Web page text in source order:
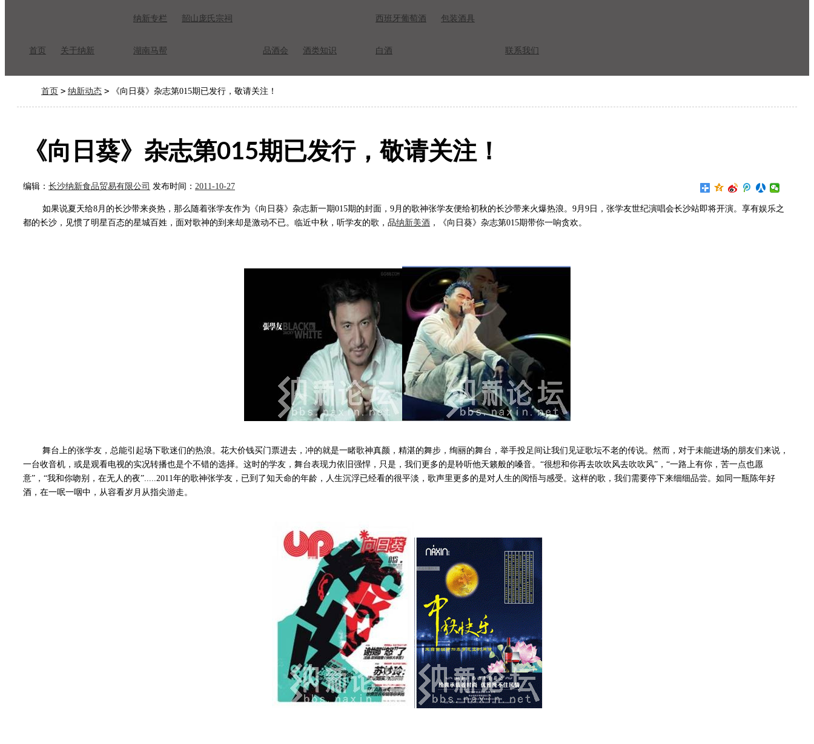
首页 关于纳新
纳新专栏 韶山庞氏宗祠
湖南马帮 品酒会 酒类知识
西班牙葡萄酒 包装酒具
白酒 联系我们
首页 > 纳新动态 > 《向日葵》杂志第015期已发行，敬请关注！
《向日葵》杂志第015期已发行，敬请关注！
编辑： 长沙纳新食品贸易有限公司 发布时间： 2011-10-27
如果说夏天给8月的长沙带来炎热，那么随着张学友作为《向日葵》杂志新一期015期的封面，9月的歌神张学友便给初秋的长沙带来火爆热浪。9月9日，张学友世纪演唱会长沙站即将开演。享有娱乐之
都的长沙，见惯了明星百态的星城百姓，面对歌神的到来却是激动不已。临近中秋，听学友的歌，品纳新美酒 ，《向日葵》杂志第015期带你一响贪欢。
舞台上的张学友，总能引起场下歌迷们的热浪。花大价钱买门票进去，冲的就是一睹歌神真颜，精湛的舞步，绚丽的舞台，举手投足间让我们见证歌坛不老的传说。然而，对于未能进场的朋友们来说，
一台收音机，或是观看电视的实况转播也是个不错的选择。这时的学友，舞台表现力依旧强悍，只是，我们更多的是聆听他天籁般的嗓音。“很想和你再去吹吹风去吹吹风”，“一路上有你，苦一点也愿
意”，“我和你吻别，在无人的夜”.....2011年的歌神张学友，已到了知天命的年龄，人生沉浮已经看的很平淡，歌声里更多的是对人生的阅悟与感受。这样的歌，我们需要停下来细细品尝。如同一瓶陈年好
酒，在一呡一咽中，从容看岁月从指尖游走。